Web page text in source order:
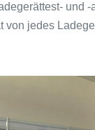
und -
von jedes